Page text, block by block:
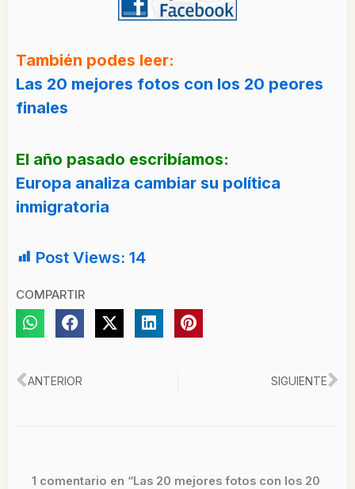
También podes leer:
Las 20 mejores fotos con los 20 peores
finales
El año pasado escribíamos:
Europa analiza cambiar su política
inmigratoria
Post Views: 14
COMPARTIR
Ant
ANTERIOR SIGUIENTE
1 comentario en “Las 20 mejores fotos con los 20